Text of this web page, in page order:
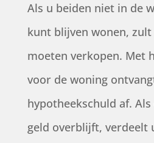
Als u beiden niet in de
kunt blijven wonen,
moeten verkopen. Met
voor de woning
hypotheekschuld af.
geld overblijft, verdeelt